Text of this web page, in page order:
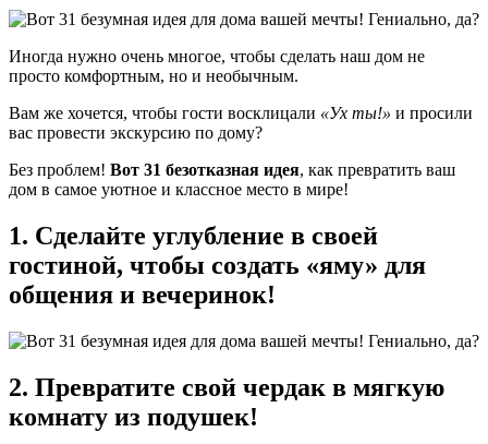
Иногда нужно очень многое, чтобы сделать наш дом не
просто комфортным, но и необычным.
Вам же хочется, чтобы гости восклицали «Ух ты!» и просили
вас провести экскурсию по дому?
Без проблем! Вот 31 безотказная идея, как превратить ваш
дом в самое уютное и классное место в мире!
1. Сделайте углубление в своей
гостиной, чтобы создать «яму» для
общения и вечеринок!
2. Превратите свой чердак в мягкую
комнату из подушек!